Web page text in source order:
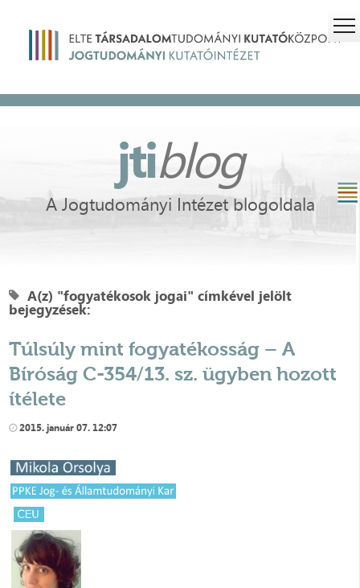
jtiblog
A Jogtudományi Intézet blogoldala
A(z) "fogyatékosok jogai" címkével jelölt
bejegyzések:
Túlsúly mint fogyatékosság – A
Bíróság C-354/13. sz. ügyben hozott
ítélete
2015. január 07. 12:07